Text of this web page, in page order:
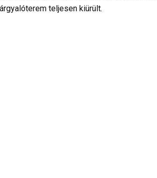
teljesen kiürült.